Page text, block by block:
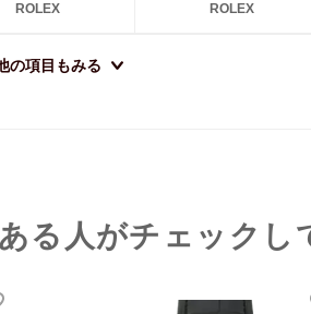
ROLEX ROLEX
の項目もみる
る人がチェックし